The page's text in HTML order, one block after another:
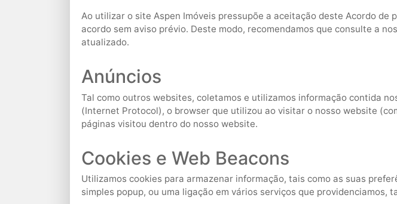
Ao utilizar o site Aspen Imóveis pressupõe a aceitação deste Acordo
acordo sem aviso prévio. Deste modo, recomendamos que consulte a
atualizado.
Anúncios
Tal como outros websites, coletamos e utilizamos informação contida
(Internet Protocol), o browser que utilizou ao visitar o nosso website
páginas visitou dentro do nosso website.
Cookies e Web Beacons
Utilizamos cookies para armazenar informação, tais como as suas
simples popup, ou uma ligação em vários serviços que providenciamos,